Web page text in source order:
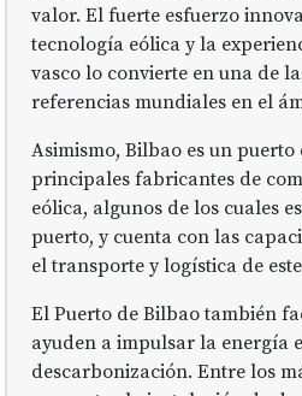
valor. El fuerte esfuerzo
tecnología eólica y la
vasco lo convierte en una de
referencias mundiales en el
Asimismo, Bilbao es un
principales fabricantes de
eólica, algunos de los cuales
puerto, y cuenta con las
el transporte y logística de
El Puerto de Bilbao también
ayuden a impulsar la energía
descarbonización. Entre los